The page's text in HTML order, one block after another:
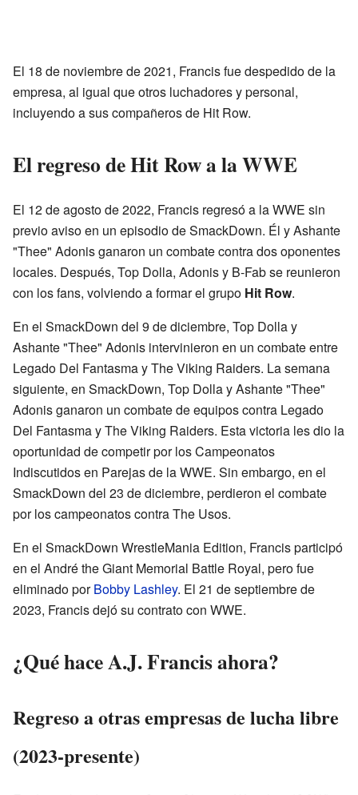
El 18 de noviembre de 2021, Francis fue despedido de la
empresa, al igual que otros luchadores y personal,
incluyendo a sus compañeros de Hit Row.
El regreso de Hit Row a la WWE
El 12 de agosto de 2022, Francis regresó a la WWE sin
previo aviso en un episodio de SmackDown. Él y Ashante
"Thee" Adonis ganaron un combate contra dos oponentes
locales. Después, Top Dolla, Adonis y B-Fab se reunieron
con los fans, volviendo a formar el grupo Hit Row.
En el SmackDown del 9 de diciembre, Top Dolla y
Ashante "Thee" Adonis intervinieron en un combate entre
Legado Del Fantasma y The Viking Raiders. La semana
siguiente, en SmackDown, Top Dolla y Ashante "Thee"
Adonis ganaron un combate de equipos contra Legado
Del Fantasma y The Viking Raiders. Esta victoria les dio la
oportunidad de competir por los Campeonatos
Indiscutidos en Parejas de la WWE. Sin embargo, en el
SmackDown del 23 de diciembre, perdieron el combate
por los campeonatos contra The Usos.
En el SmackDown WrestleMania Edition, Francis participó
en el André the Giant Memorial Battle Royal, pero fue
eliminado porBobby Lashley. El 21 de septiembre de
2023, Francis dejó su contrato con WWE.
¿Qué hace A.J. Francis ahora?
Regreso a otras empresas de lucha libre
(2023-presente)